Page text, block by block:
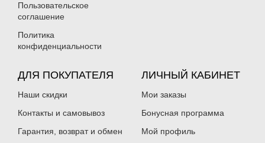
Пользовательское
соглашение
Политика
конфиденциальности
ДЛЯ ПОКУПАТЕЛЯ
Наши скидки
Контакты и самовывоз
Гарантия, возврат и обмен
ЛИЧНЫЙ КАБИНЕТ
Мои заказы
Бонусная программа
Мой профиль